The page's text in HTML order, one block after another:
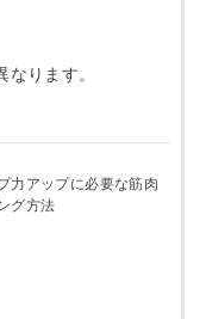
ります。
力アップに必要な筋肉
グ方法